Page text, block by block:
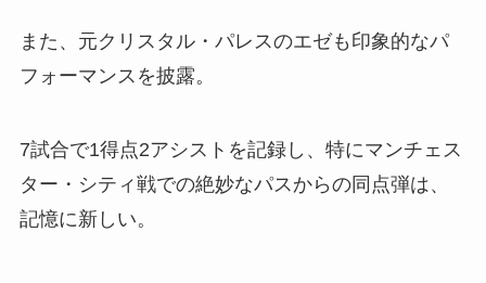
また、元クリスタル・パレスのエゼも印象的なパ
フォーマンスを披露。
7試合で1得点2アシストを記録し、特にマンチェス
ター・シティ戦での絶妙なパスからの同点弾は、
記憶に新しい。